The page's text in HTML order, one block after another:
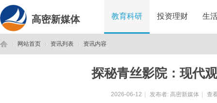
高密新媒体 教育科研 投资理财 生
网站首页 资讯列表 资讯内容
探秘青丝影院：现代
2026-06-12 发布者: 高密新媒体 查